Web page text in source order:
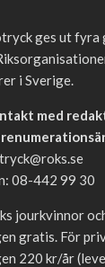
ges ut fyra
i Sverige.
med
08-442 99 30
jourkvinnor
gratis. För
220 kr/år